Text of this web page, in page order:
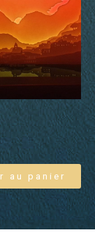
au panier